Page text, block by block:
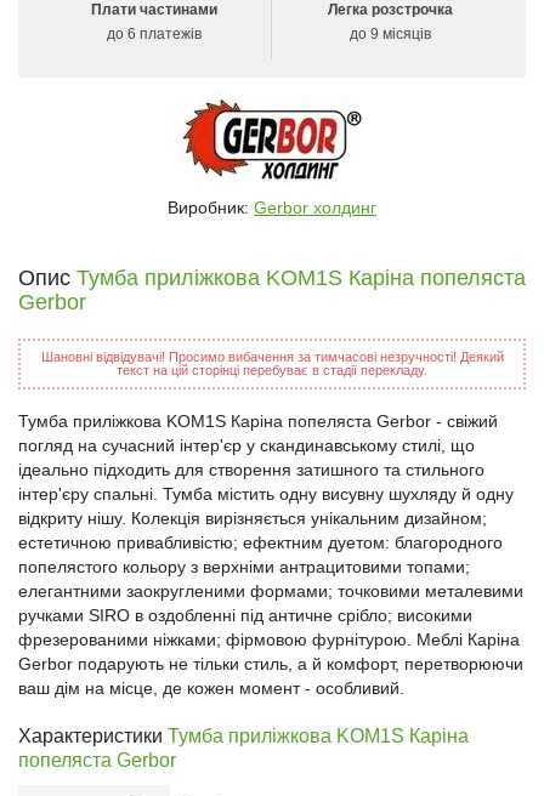
Плати частинами
до 6 платежів
Легка розстрочка
до 9 місяців
Виробник: Gerbor холдинг
Опис Тумба приліжкова KOM1S Каріна попеляста
Gerbor
Шановні відвідувачі! Просимо вибачення за тимчасові незручності! Деякий
текст на цій сторінці перебуває в стадії перекладу.
Тумба приліжкова KOM1S Каріна попеляста Gerbor - свіжий
погляд на сучасний інтер'єр у скандинавському стилі, що
ідеально підходить для створення затишного та стильного
інтер'єру спальні. Тумба містить одну висувну шухляду й одну
відкриту нішу. Колекція вирізняється унікальним дизайном;
естетичною привабливістю; ефектним дуетом: благородного
попелястого кольору з верхніми антрацитовими топами;
елегантними заокругленими формами; точковими металевими
ручками SIRO в оздобленні під античне срібло; високими
фрезерованими ніжками; фірмовою фурнітурою. Меблі Каріна
Gerbor подарують не тільки стиль, а й комфорт, перетворюючи
ваш дім на місце, де кожен момент - особливий.
Характеристики Тумба приліжкова KOM1S Каріна
попеляста Gerbor